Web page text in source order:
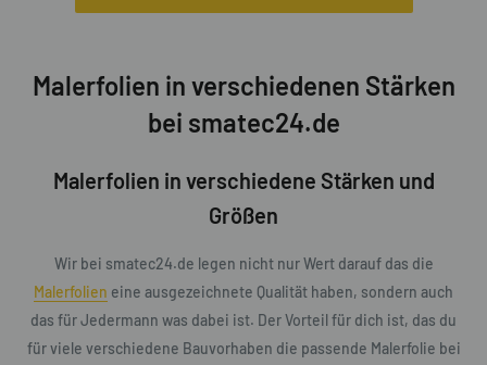
Malerfolien in verschiedenen Stärken
bei smatec24.de
Malerfolien in verschiedene Stärken und
Größen
Wir bei smatec24.de legen nicht nur Wert darauf das die
Malerfolien eine ausgezeichnete Qualität haben, sondern auch
das für Jedermann was dabei ist. Der Vorteil für dich ist, das du
für viele verschiedene Bauvorhaben die passende Malerfolie bei